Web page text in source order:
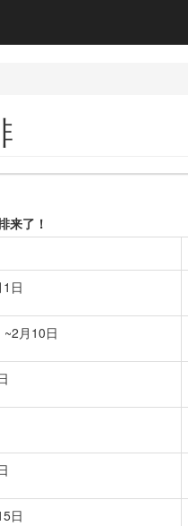
来了！
日
月10日
日